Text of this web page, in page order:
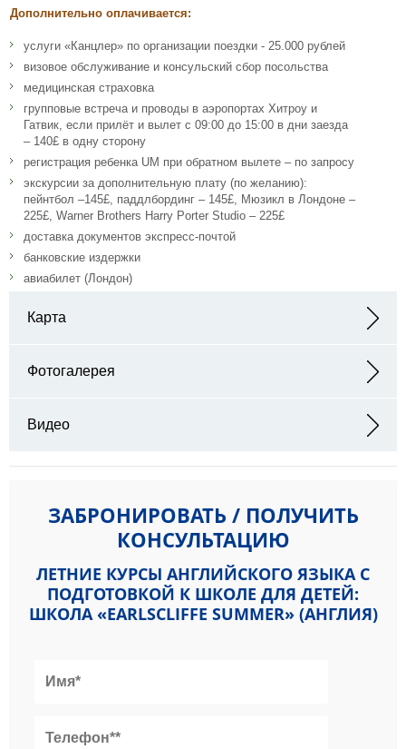
Дополнительно оплачивается:
услуги «Канцлер» по организации поездки - 25.000 рублей
визовое обслуживание и консульский сбор посольства
медицинская страховка
групповые встреча и проводы в аэропортах Хитроу и
Гатвик, если прилёт и вылет с 09:00 до 15:00 в дни заезда
– 140£ в одну сторону
регистрация ребенка UM при обратном вылете – по запросу
экскурсии за дополнительную плату (по желанию):
пейнтбол –145£, паддлбординг – 145£, Мюзикл в Лондоне –
225£, Warner Brothers Harry Porter Studio – 225£
доставка документов экспресс-почтой
банковские издержки
авиабилет (Лондон)
Карта
Фотогалерея
Видео
ЗАБРОНИРОВАТЬ / ПОЛУЧИТЬ
КОНСУЛЬТАЦИЮ
ЛЕТНИЕ КУРСЫ АНГЛИЙСКОГО ЯЗЫКА С
ПОДГОТОВКОЙ К ШКОЛЕ ДЛЯ ДЕТЕЙ:
ШКОЛА «EARLSCLIFFE SUMMER» (АНГЛИЯ)